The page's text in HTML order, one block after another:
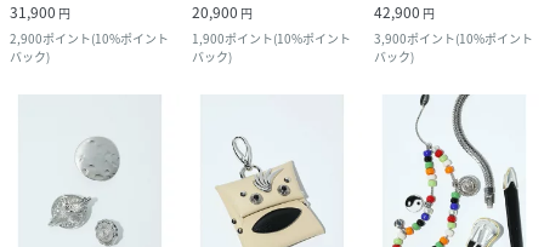
31,900 円
2,900ポイント(10%ポイント
バック)
20,900 円
1,900ポイント(10%ポイント
バック)
42,900 円
3,900ポイント(10%ポイント
バック)